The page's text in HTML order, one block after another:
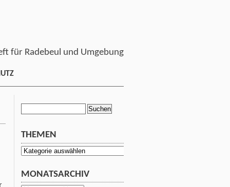
für Radebeul und Umgebung
THEMEN
Themen
MONATSARCHIV